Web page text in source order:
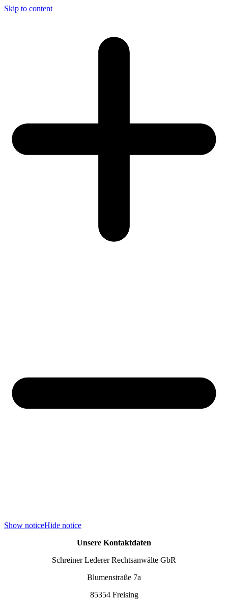
Skip to content
Show noticeHide notice
Unsere Kontaktdaten
Schreiner Lederer Rechtsanwälte GbR
Blumenstraße 7a
85354 Freising